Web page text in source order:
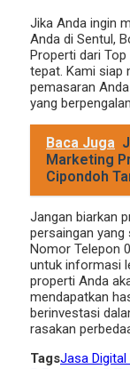
Jika Anda ingin
Anda di Sentul,
Properti dari Top
tepat. Kami siap
pemasaran
yang
Baca Juga
Marketing
Cipondoh
Jangan biarkan
persaingan yang
Nomor Telepon
untuk informasi
properti Anda
mendapatkan
berinvestasi
rasakan
TagsJasa